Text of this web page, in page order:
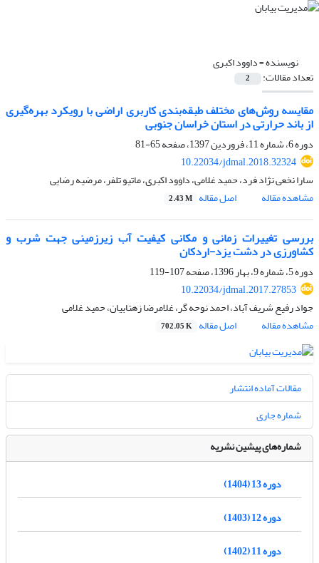
نویسنده =داوود اکبری
تعداد مقالات: 2
مقایسه روش‌های مختلف طبقه‌بندی کاربری اراضی با رویکرد بهره‌گیری
از باند حرارتی در استان خراسان جنوبی
دوره 6، شماره 11، فروردین 1397، صفحه
65-81
10.22034/jdmal.2018.32324
سارا نخعی نژاد فرد، حمید غلامی، داوود اکبری، ماتیو تلفر، مرضیه رضایی
مشاهده مقاله
اصل مقاله 2.43 M
بررسی تغییرات زمانی و مکانی کیفیت آب زیرزمینی جهت شرب و
کشاورزی در دشت یزد-اردکان
دوره 5، شماره 9، بهار 1396، صفحه
107-119
10.22034/jdmal.2017.27853
جواد رفیع شریف آباد، احمد نوحه گر، غلامرضا زهتابیان، حمید غلامی
مشاهده مقاله
اصل مقاله 702.05 K
مقالات آماده انتشار
شماره جاری
شماره‌های پیشین نشریه
دوره 13 (1404)
دوره 12 (1403)
دوره 11 (1402)